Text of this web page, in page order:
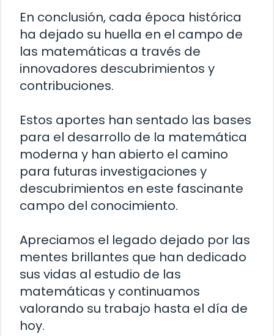
En conclusión, cada época histórica
ha dejado su huella en el campo de
las matemáticas a través de
innovadores descubrimientos y
contribuciones.
Estos aportes han sentado las bases
para el desarrollo de la matemática
moderna y han abierto el camino
para futuras investigaciones y
descubrimientos en este fascinante
campo del conocimiento.
Apreciamos el legado dejado por las
mentes brillantes que han dedicado
sus vidas al estudio de las
matemáticas y continuamos
valorando su trabajo hasta el día de
hoy.